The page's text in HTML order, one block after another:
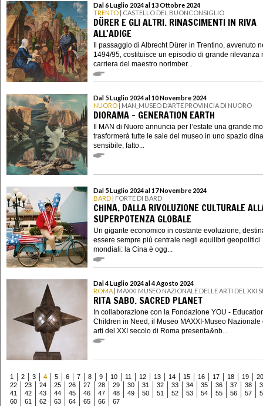
Dal 6 Luglio 2024 al 13 Ottobre 2024
TRENTO | CASTELLO DEL BUONCONSIGLIO
DÜRER E GLI ALTRI. RINASCIMENTI IN RIVA
ALL'ADIGE
Il passaggio di Albrecht Dürer in Trentino, avvenuto
1494/95, costituisce un episodio di grande rilevanza
carriera del maestro norimber...
Dal 5 Luglio 2024 al 10 Novembre 2024
NUORO | MAN_MUSEO D’ARTE PROVINCIA DI NUORO
DIORAMA – GENERATION EARTH
Il MAN di Nuoro annuncia per l’estate una grande
trasformerà tutte le sale del museo in uno spazio
sensibile, fatto...
Dal 5 Luglio 2024 al 17 Novembre 2024
BARD | FORTE DI BARD
CHINA. DALLA RIVOLUZIONE CULTURALE
SUPERPOTENZA GLOBALE
Un gigante economico in costante evoluzione,
essere sempre più centrale negli equilibri geopolitici
mondiali: la Cina è ogg...
Dal 4 Luglio 2024 al 4 Agosto 2024
ROMA | MAXXI MUSEO NAZIONALE DELLE ARTI DEL XXI
RITA SABO. SACRED PLANET
In collaborazione con la Fondazione YOU -
Children in Need, il Museo MAXXI-Museo Nazionale
arti del XXI secolo di Roma presenta&nb...
1 2 3 4 5 6 7 8 9 10 11 12 13 14 15 16 17 18 19
20
22
23 24 25 26 27 28 29 30 31 32 33 34 35 36 37 38
41
42 43 44 45 46 47 48 49 50 51 52 53 54 55 56 57
60
61 62 63 64 65 66
67